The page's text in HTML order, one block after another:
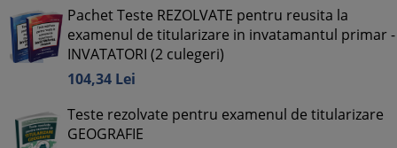
Pachet Teste REZOLVATE pentru reusita la
examenul de titularizare in invatamantul primar -
INVATATORI (2 culegeri)
104,34 Lei
Teste rezolvate pentru examenul de titularizare
GEOGRAFIE